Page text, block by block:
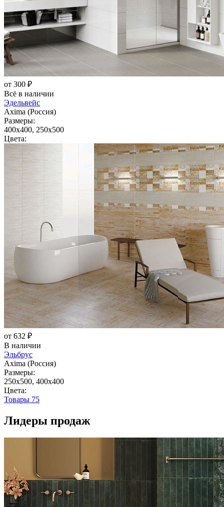
от 300 ₽
Всё в наличии
Эдельвейс
Axima (Россия)
Размеры:
400x400, 250x500
Цвета:
от 632 ₽
В наличии
Эльбрус
Axima (Россия)
Размеры:
250x500, 400x400
Цвета:
Товары 75
Лидеры продаж